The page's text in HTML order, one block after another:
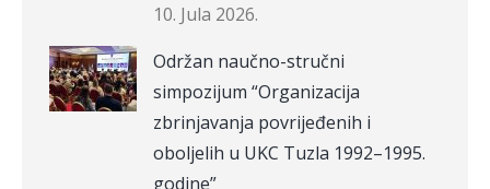
10. Jula 2026.
Održan naučno-stručni
simpozijum “Organizacija
zbrinjavanja povrijeđenih i
oboljelih u UKC Tuzla 1992–1995.
godine”